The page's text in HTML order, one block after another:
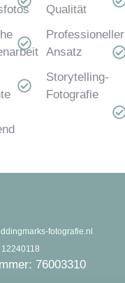
Qualität
Professioneller
Ansatz
Storytelling-
Fotografie
fotografie.nl
76003310